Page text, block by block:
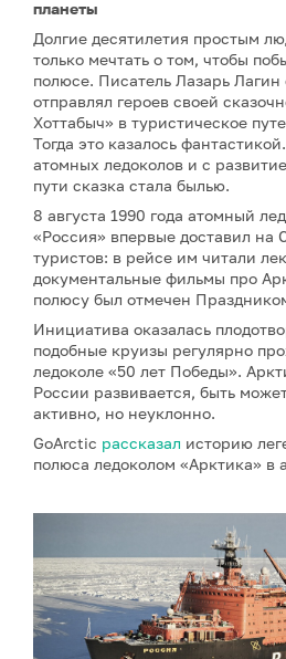
планеты
Долгие десятилетия простым
только мечтать о том, чтобы
полюсе. Писатель Лазарь
отправлял героев своей
Хоттабыч» в туристическое
Тогда это казалось
атомных ледоколов и с
пути сказка стала былью.
8 августа 1990 года атомный
«Россия» впервые доставил на
туристов: в рейсе им читали
документальные фильмы про
полюсу был отмечен
Инициатива оказалась
подобные круизы регулярно
ледоколе «50 лет Победы».
России развивается, быть
активно, но неуклонно.
GoArctic рассказал историю
полюса ледоколом «Арктика» в